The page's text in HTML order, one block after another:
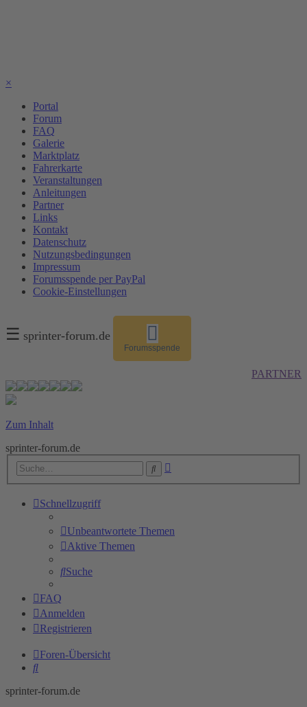
×
Portal
Forum
FAQ
Galerie
Marktplatz
Fahrerkarte
Veranstaltungen
Anleitungen
Partner
Links
Kontakt
Datenschutz
Nutzungsbedingungen
Impressum
Forumsspende per PayPal
Cookie-Einstellungen
☰ sprinter-forum.de
Forumsspende
PARTNER
Zum Inhalt
sprinter-forum.de
Suche
Schnellzugriff
Unbeantwortete Themen
Aktive Themen
Suche
FAQ
Anmelden
Registrieren
Foren-Übersicht
Suche
sprinter-forum.de